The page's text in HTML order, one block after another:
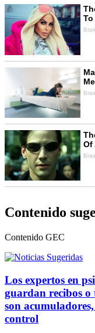
Contenido
Contenido GEC
Los expertos en
guardan recibos o
son
control